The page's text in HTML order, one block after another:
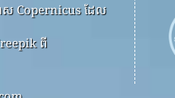
ាស Copernicus ដែល
ពី